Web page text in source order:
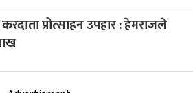
प्रोत्साहन उपहार : हेमराजले